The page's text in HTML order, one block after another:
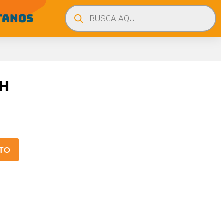
Búsqueda
de
productos